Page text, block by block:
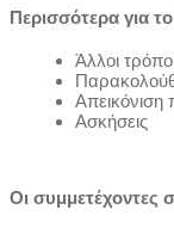
Περισσότερα για
Άλλοι
Ασκήσεις
Οι συμμετέχοντες